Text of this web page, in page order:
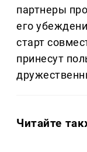
партнеры
его
старт
принесут
Читайте